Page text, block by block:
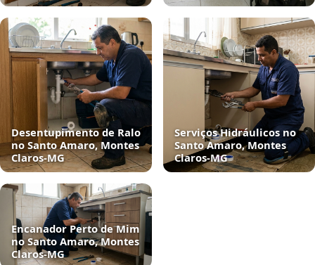
Desentupimento de Ralo
no Santo Amaro, Montes
Claros‑MG
Serviços Hidráulicos no
Santo Amaro, Montes
Claros‑MG
Encanador Perto de Mim
no Santo Amaro, Montes
Claros‑MG